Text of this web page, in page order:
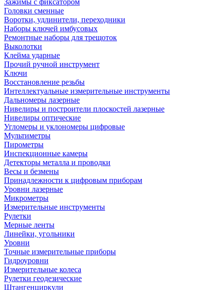
Зажимы с фиксатором
Головки сменные
Воротки, удлинители, переходники
Наборы ключей имбусовых
Ремонтные наборы для трещоток
Выколотки
Клейма ударные
Прочий ручной инструмент
Ключи
Восстановление резьбы
Интеллектуальные измерительные инструменты
Дальномеры лазерные
Нивелиры и построители плоскостей лазерные
Нивелиры оптические
Угломеры и уклономеры цифровые
Мультиметры
Пирометры
Инспекционные камеры
Детекторы металла и проводки
Весы и безмены
Принадлежности к цифровым приборам
Уровни лазерные
Микрометры
Измерительные инструменты
Рулетки
Мерные ленты
Линейки, угольники
Уровни
Точные измерительные приборы
Гидроуровни
Измерительные колеса
Рулетки геодезические
Штангенциркули